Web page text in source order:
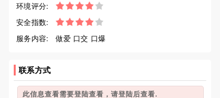
环境评分:
安全指数:
服务内容:
做爱 口交 口爆
联系方式
此信息查看需要登陆查看，请登陆后查看.